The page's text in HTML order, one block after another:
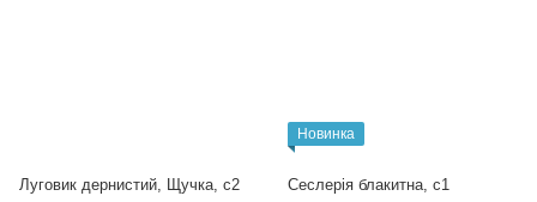
Луговик дернистий, Щучка, с2
Новинка
Сеслерія блакитна, с1